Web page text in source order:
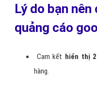
Lý do bạn
quảng cáo
Cam kết hiển thị
hàng.